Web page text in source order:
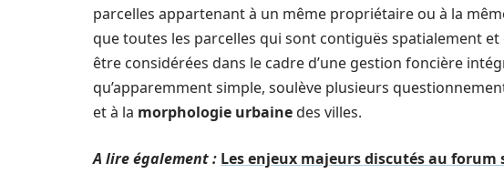
parcelles appartenant à un même propriétaire ou à la
que toutes les parcelles qui sont contiguës spatialement
être considérées dans le cadre d’une gestion foncière
qu’apparemment simple, soulève plusieurs
et à la morphologie urbainedes villes.
A lire également : Les enjeux majeurs discutés au